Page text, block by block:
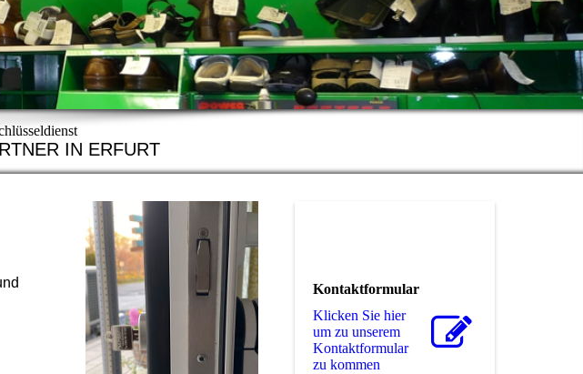
IN ERFURT
Kontaktformular
Klicken Sie hier
um zu unserem
Kon­takt­for­mu­lar
zu kommen